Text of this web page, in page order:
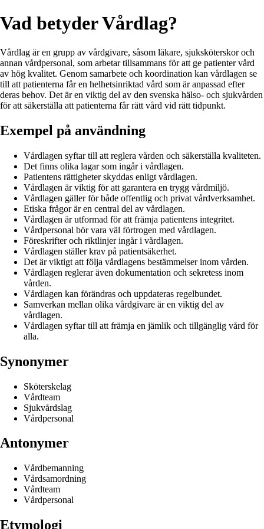
Vad betyder Vårdlag?
Vårdlag är en grupp av vårdgivare, såsom läkare, sjuksköterskor och
annan vårdpersonal, som arbetar tillsammans för att ge patienter vård
av hög kvalitet. Genom samarbete och koordination kan vårdlagen se
till att patienterna får en helhetsinriktad vård som är anpassad efter
deras behov. Det är en viktig del av den svenska hälso- och sjukvården
för att säkerställa att patienterna får rätt vård vid rätt tidpunkt.
Exempel på användning
Vårdlagen syftar till att reglera vården och säkerställa kvaliteten.
Det finns olika lagar som ingår i vårdlagen.
Patientens rättigheter skyddas enligt vårdlagen.
Vårdlagen är viktig för att garantera en trygg vårdmiljö.
Vårdlagen gäller för både offentlig och privat vårdverksamhet.
Etiska frågor är en central del av vårdlagen.
Vårdlagen är utformad för att främja patientens integritet.
Vårdpersonal bör vara väl förtrogen med vårdlagen.
Föreskrifter och riktlinjer ingår i vårdlagen.
Vårdlagen ställer krav på patientsäkerhet.
Det är viktigt att följa vårdlagens bestämmelser inom vården.
Vårdlagen reglerar även dokumentation och sekretess inom
vården.
Vårdlagen kan förändras och uppdateras regelbundet.
Samverkan mellan olika vårdgivare är en viktig del av
vårdlagen.
Vårdlagen syftar till att främja en jämlik och tillgänglig vård för
alla.
Synonymer
Sköterskelag
Vårdteam
Sjukvårdslag
Vårdpersonal
Antonymer
Vårdbemanning
Vårdsamordning
Vårdteam
Vårdpersonal
Etymologi